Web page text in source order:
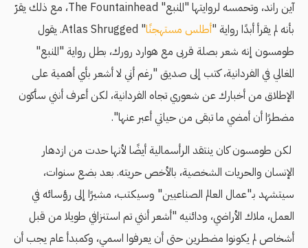
آين راند، وتحمسه لروايتها "المنبع" The Fountainhead، مع ذلك يقرّ
بأنه لم يقرأ أبدًا رواية "أطلس مستهجنًا
" Atlas Shrugged. يقول
طومسون إنه شعر بصلة قربى مع هوارد رورك، بطل رواية "المنبع"
المغالي في الفردانية، كتب إلى صديق "رغم أني لا أشعر بأي أهمية على
الإطلاق من أخبارك عن شعوري تجاه الفردانية، لكن أعرف أنني سأكون
مضطرًا أن أمضي ما تبقى من حياتي أعبر عنها".
لكن طومسون كان ينتقد الرأسمالية أيضًا لأنها حدت من ازدهار
الإنسان والحريات الشخصية، بالأخص حريته. بعد بضع سنوات،
سيتشهد بـ"عمال العالم الصناعيين" وسيكتب، مشيرًا إلى رؤسائه في
العمل، ملاك الأراضي، ودائنيه "أشعر أنني تم استنزافي طويلا من قبل
أشخاص لم يكونوا مضطرين حتى أن يعرفوا اسمي، وكمبدأ عام يجب أن